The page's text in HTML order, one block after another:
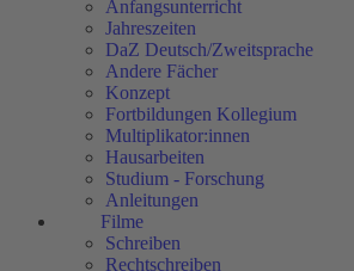
Anfangsunterricht
Jahreszeiten
DaZ Deutsch/Zweitsprache
Andere Fächer
Konzept
Fortbildungen Kollegium
Multiplikator:innen
Hausarbeiten
Studium - Forschung
Anleitungen
Filme
Schreiben
Rechtschreiben